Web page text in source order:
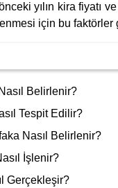
yılın kira fiyatı
için bu faktörler
Belirlenir?
Tespit Edilir?
Nasıl Belirlenir?
İşlenir?
Gerçekleşir?